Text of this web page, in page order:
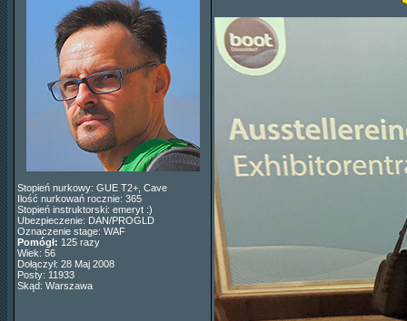
Stopień nurkowy: GUE T2+, Cave
Ilość nurkowań rocznie: 365
Stopień instruktorski: emeryt :)
Ubezpieczenie: DAN/PROGLD
Oznaczenie stage: WAF
Pomógł: 125 razy
Wiek: 56
Dołączył: 28 Maj 2008
Posty: 11933
Skąd: Warszawa